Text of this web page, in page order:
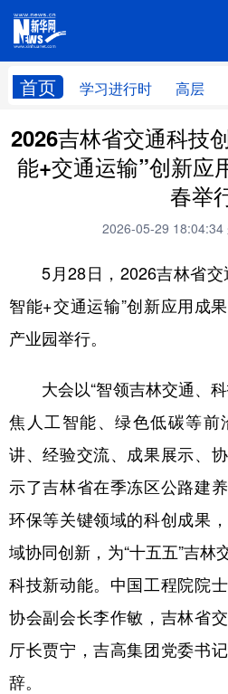
首页 学习进行时 高层
网站地
学习进行时 高层
国际 财经
思客智库
书画
食品 人居
城市 旅游
彩票 娱乐
公益 一带一路
文化产业
地方频道
2026吉林省交通科技
能+交通运输”创新应
春举
2026-05-29 18:04:34
5月28日，2026吉林省交
智能+交通运输”创新应用成
产业园举行。
大会以“智领吉林交通、科
焦人工智能、绿色低碳等前
讲、经验交流、成果展示、
示了吉林省在季冻区公路建
环保等关键领域的科创成果
域协同创新，为“十五五”吉林
科技新动能。中国工程院院
协会副会长李作敏，吉林省
厅长贾宁，吉高集团党委书
辞。